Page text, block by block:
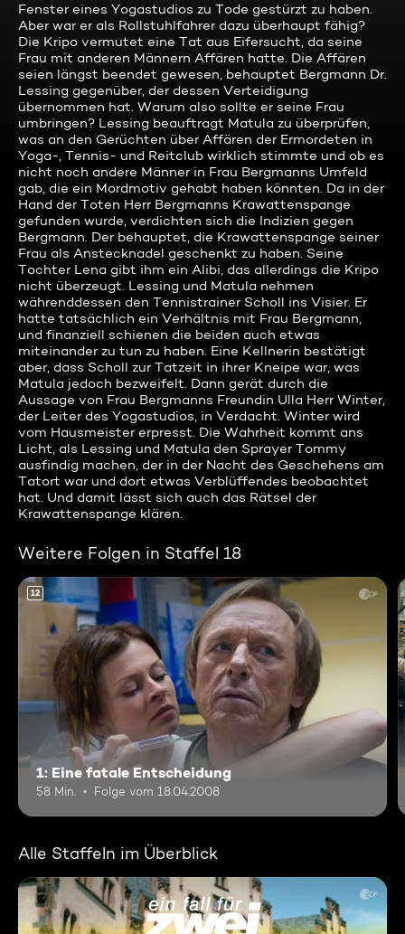
Fenster eines Yogastudios zu Tode gestürzt zu haben.
Aber war er als Rollstuhlfahrer dazu überhaupt fähig?
Die Kripo vermutet eine Tat aus Eifersucht, da seine
Frau mit anderen Männern Affären hatte. Die Affären
seien längst beendet gewesen, behauptet Bergmann Dr.
Lessing gegenüber, der dessen Verteidigung
übernommen hat. Warum also sollte er seine Frau
umbringen? Lessing beauftragt Matula zu überprüfen,
was an den Gerüchten über Affären der Ermordeten in
Yoga-, Tennis- und Reitclub wirklich stimmte und ob es
nicht noch andere Männer in Frau Bergmanns Umfeld
gab, die ein Mordmotiv gehabt haben könnten. Da in der
Hand der Toten Herr Bergmanns Krawattenspange
gefunden wurde, verdichten sich die Indizien gegen
Bergmann. Der behauptet, die Krawattenspange seiner
Frau als Anstecknadel geschenkt zu haben. Seine
Tochter Lena gibt ihm ein Alibi, das allerdings die Kripo
nicht überzeugt. Lessing und Matula nehmen
währenddessen den Tennistrainer Scholl ins Visier. Er
hatte tatsächlich ein Verhältnis mit Frau Bergmann,
und finanziell schienen die beiden auch etwas
miteinander zu tun zu haben. Eine Kellnerin bestätigt
aber, dass Scholl zur Tatzeit in ihrer Kneipe war, was
Matula jedoch bezweifelt. Dann gerät durch die
Aussage von Frau Bergmanns Freundin Ulla Herr Winter,
der Leiter des Yogastudios, in Verdacht. Winter wird
vom Hausmeister erpresst. Die Wahrheit kommt ans
Licht, als Lessing und Matula den Sprayer Tommy
ausfindig machen, der in der Nacht des Geschehens am
Tatort war und dort etwas Verblüffendes beobachtet
hat. Und damit lässt sich auch das Rätsel der
Krawattenspange klären.
Weitere Folgen in Staffel 18
12
1: Eine fatale Entscheidung
58 Min. Folge vom 18.04.2008
Alle Staffeln im Überblick